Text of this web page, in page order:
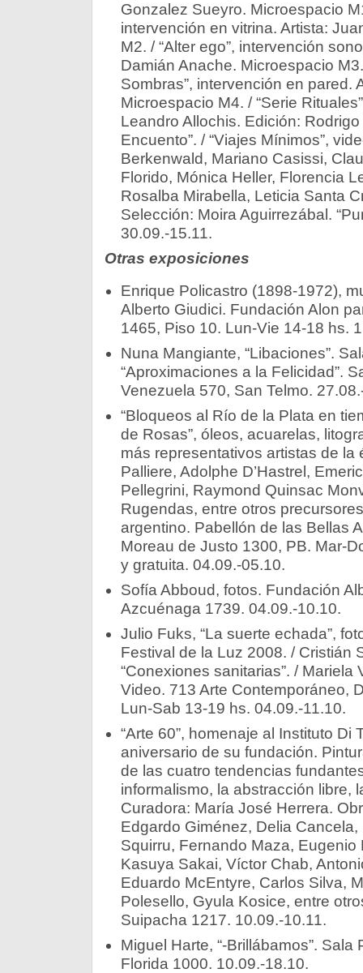
Gonzalez Sueyro. Microespacio
intervención en vitrina. Artista:
M2. / “Alter ego”, intervención
Damián Anache. Microespacio
Sombras”, intervención en pared.
Microespacio M4. / “Serie
Leandro Allochis. Edición: Rodrigo
Encuento”. / “Viajes Mínimos”,
Berkenwald, Mariano Casissi,
Florido, Mónica Heller, Florencia
Rosalba Mirabella, Leticia Santa
Selección: Moira Aguirrezábal.
30.09.-15.11.
Otras exposiciones
Enrique Policastro (1898-1972),
Alberto Giudici. Fundación Alon
1465, Piso 10. Lun-Vie 14-18 hs.
Nuna Mangiante, “Libaciones”.
“Aproximaciones a la Felicidad”.
Venezuela 570, San Telmo.
“Bloqueos al Río de la Plata en
de Rosas”, óleos, acuarelas,
más representativos artistas de la
Palliere, Adolphe D’Hastrel,
Pellegrini, Raymond Quinsac
Rugendas, entre otros
argentino. Pabellón de las Bellas
Moreau de Justo 1300, PB. Mar-
y gratuita. 04.09.-05.10.
Sofía Abboud, fotos. Fundación
Azcuénaga 1739. 04.09.-10.10.
Julio Fuks, “La suerte echada”,
Festival de la Luz 2008. / Cristián
“Conexiones sanitarias”. / Mariela
Video. 713 Arte Contemporáneo,
Lun-Sab 13-19 hs. 04.09.-11.10.
“Arte 60”, homenaje al Instituto Di
aniversario de su fundación.
de las cuatro tendencias
informalismo, la abstracción libre,
Curadora: María José Herrera.
Edgardo Giménez, Delia
Squirru, Fernando Maza, Eugenio
Kasuya Sakai, Víctor Chab,
Eduardo McEntyre, Carlos Silva,
Polesello, Gyula Kosice, entre
Suipacha 1217. 10.09.-10.11.
Miguel Harte, “-Brillábamos”. Sala
Florida 1000. 10.09.-18.10.